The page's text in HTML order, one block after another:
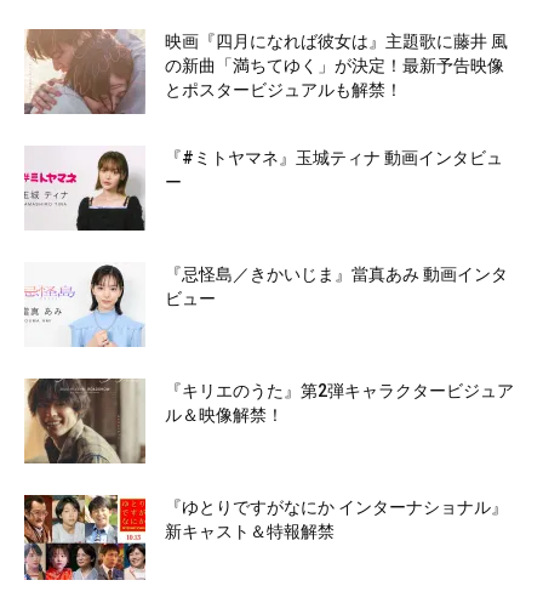
映画『四月になれば彼女は』主題歌に藤井 風
の新曲「満ちてゆく」が決定！最新予告映像
とポスタービジュアルも解禁！
『#ミトヤマネ』玉城ティナ 動画インタビュ
ー
『忌怪島／きかいじま』當真あみ 動画インタ
ビュー
『キリエのうた』第2弾キャラクタービジュア
ル＆映像解禁！
『ゆとりですがなにか インターナショナル』
新キャスト＆特報解禁